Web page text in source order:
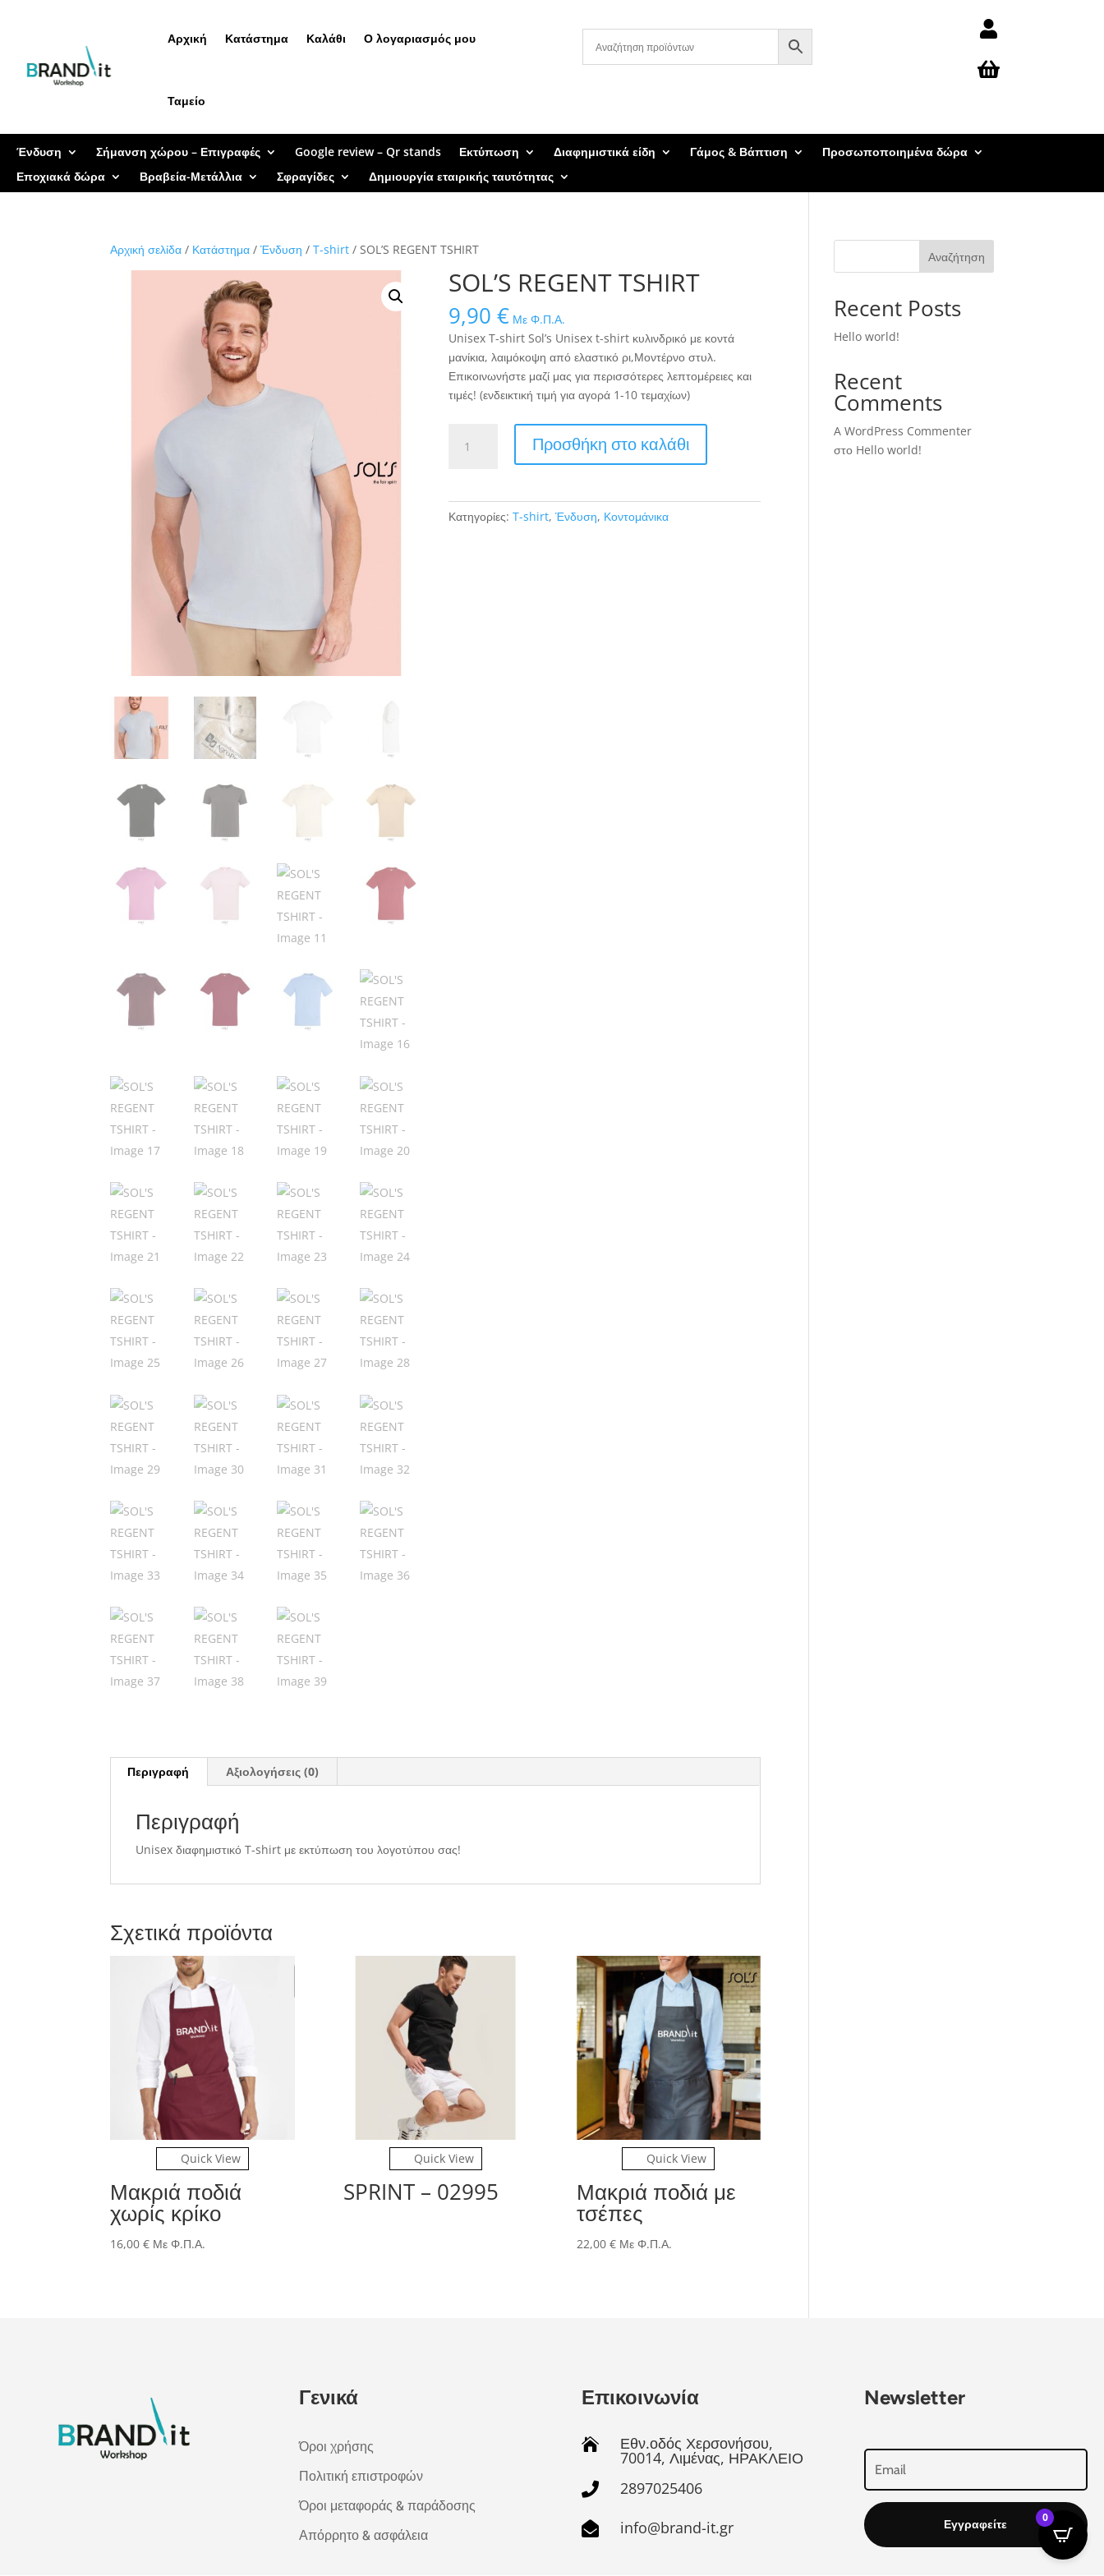
Αρχική Κατάστημα Καλάθι Ο λογαριασμός μου
Ταμείο


Ένδυση Σήμανση χώρου – Επιγραφές Google review – Qr stands Εκτύπωση Διαφημιστικά είδη Γάμος & Βάπτιση
Προσωποποιημένα δώρα
Εποχιακά δώρα
Βραβεία-Μετάλλια Σφραγίδες Δημιουργία εταιρικής ταυτότητας
Αρχική σελίδα / Κατάστημα /Ένδυση /T-shirt / SOL’S REGENT TSHIRT
SOL’S REGENT TSHIRT
9,90€ Με Φ.Π.Α.
Unisex T-shirt Sol’s Unisex t-shirt κυλινδρικό με κοντά
μανίκια, λαιμόκοψη από ελαστικό ρι,Μοντέρνο στυλ.
Επικοινωνήστε μαζί μας για περισσότερες λεπτομέρειες και
τιμές! (ενδεικτική τιμή για αγορά 1-10 τεμαχίων)
REGENT
Προσθήκη στο καλάθι
Κατηγορίες:T-shirt,Ένδυση, Κοντομάνικα
Περιγραφή Αξιολογήσεις (0)
Περιγραφή
Unisex διαφημιστικό T-shirt με εκτύπωση του λογοτύπου σας!
Σχετικά προϊόντα
Quick View
Μακριά ποδιά
χωρίς κρίκο
16,00€ Με Φ.Π.Α.
Quick View
SPRINT – 02995
Quick View
Μακριά ποδιά με
τσέπες
22,00 € Με Φ.Π.Α.
Αναζήτηση
Recent Posts
Hello world!
Recent
Comments
A WordPress Commenter
στο Hello world!
Γενικά
Όροι χρήσης
Πολιτική επιστροφών
Όροι μεταφοράς & παράδοσης
Απόρρητο & ασφάλεια
Επικοινωνία
 Εθν.οδός Χερσονήσου,
70014, Λιμένας, ΗΡΑΚΛΕΙΟ
 2897025406
 info@brand-it.gr
Newsletter
Εγγραφείτε 0